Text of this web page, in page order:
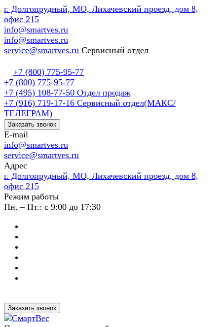
г. Долгопрудный, МО, Лихачевский проезд, дом 8,
офис 215
info@smartves.ru
info@smartves.ru
service@smartves.ru Сервисный отдел
+7 (800) 775-95-77
+7 (800) 775-95-77
+7 (495) 108-77-50 Отдел продаж
+7 (916) 719-17-16 Сервисный отдел(МАКС/
ТЕЛЕГРАМ)
Заказать звонок
E-mail
info@smartves.ru
service@smartves.ru
Адрес
г. Долгопрудный, МО, Лихачевский проезд, дом 8,
офис 215
Режим работы
Пн. – Пт.: с 9:00 до 17:30
Заказать звонок